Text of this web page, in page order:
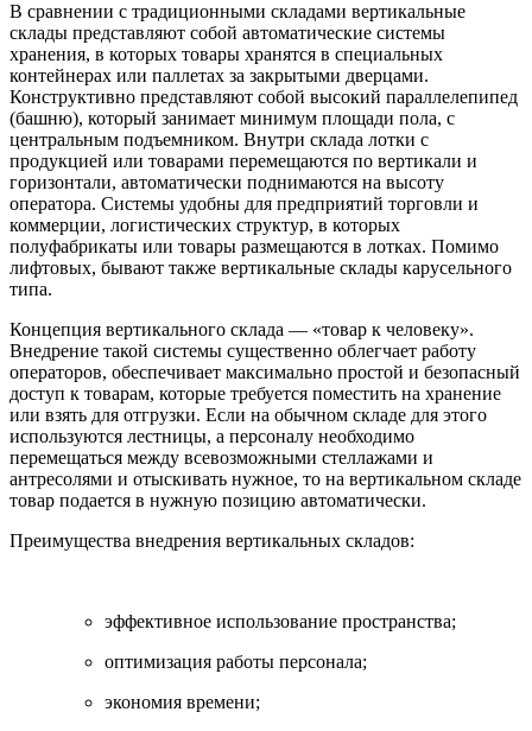
В сравнении с традиционными складами вертикальные
склады представляют собой автоматические системы
хранения, в которых товары хранятся в специальных
контейнерах или паллетах за закрытыми дверцами.
Конструктивно представляют собой высокий параллелепипед
(башню), который занимает минимум площади пола, с
центральным подъемником. Внутри склада лотки с
продукцией или товарами перемещаются по вертикали и
горизонтали, автоматически поднимаются на высоту
оператора. Системы удобны для предприятий торговли и
коммерции, логистических структур, в которых
полуфабрикаты или товары размещаются в лотках. Помимо
лифтовых, бывают также вертикальные склады карусельного
типа.
Концепция вертикального склада — «товар к человеку».
Внедрение такой системы существенно облегчает работу
операторов, обеспечивает максимально простой и безопасный
доступ к товарам, которые требуется поместить на хранение
или взять для отгрузки. Если на обычном складе для этого
используются лестницы, а персоналу необходимо
перемещаться между всевозможными стеллажами и
антресолями и отыскивать нужное, то на вертикальном складе
товар подается в нужную позицию автоматически.
Преимущества внедрения вертикальных складов:
эффективное использование пространства;
оптимизация работы персонала;
экономия времени;